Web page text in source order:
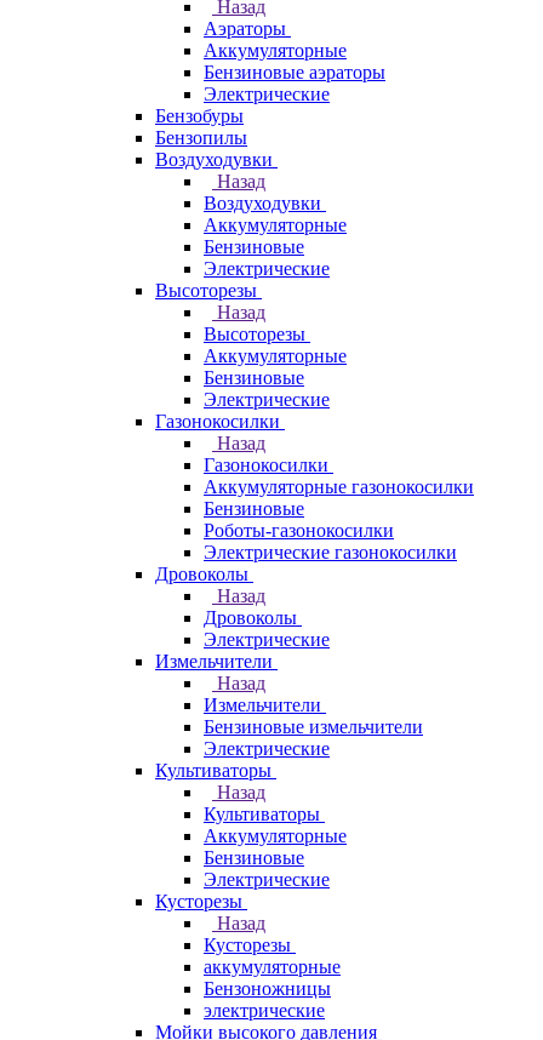
Назад
Аэраторы
Аккумуляторные
Бензиновые аэраторы
Электрические
Бензобуры
Бензопилы
Воздуходувки
Назад
Воздуходувки
Аккумуляторные
Бензиновые
Электрические
Высоторезы
Назад
Высоторезы
Аккумуляторные
Бензиновые
Электрические
Газонокосилки
Назад
Газонокосилки
Аккумуляторные газонокосилки
Бензиновые
Роботы-газонокосилки
Электрические газонокосилки
Дровоколы
Назад
Дровоколы
Электрические
Измельчители
Назад
Измельчители
Бензиновые измельчители
Электрические
Культиваторы
Назад
Культиваторы
Аккумуляторные
Бензиновые
Электрические
Кусторезы
Назад
Кусторезы
аккумуляторные
Бензоножницы
электрические
Мойки высокого давления